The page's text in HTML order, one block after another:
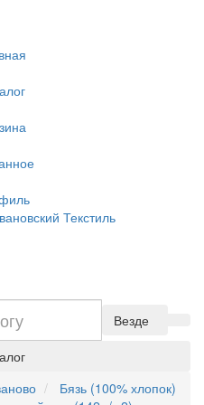
Везде
Бязь (100% хлопок)